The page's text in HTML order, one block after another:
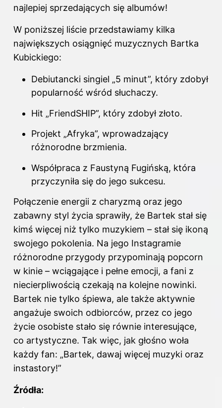
najlepiej sprzedających się albumów!
W poniższej liście przedstawiamy kilka
największych osiągnięć muzycznych Bartka
Kubickiego:
Debiutancki singiel „5 minut”, który zdobył
popularność wśród słuchaczy.
Hit „FriendSHIP”, który zdobył złoto.
Projekt „Afryka”, wprowadzający
różnorodne brzmienia.
Współpraca z Faustyną Fugińską, która
przyczyniła się do jego sukcesu.
Połączenie energii z charyzmą oraz jego
zabawny styl życia sprawiły, że Bartek stał się
kimś więcej niż tylko muzykiem – stał się ikoną
swojego pokolenia. Na jego Instagramie
różnorodne przygody przypominają popcorn
w kinie – wciągające i pełne emocji, a fani z
niecierpliwością czekają na kolejne nowinki.
Bartek nie tylko śpiewa, ale także aktywnie
angażuje swoich odbiorców, przez co jego
życie osobiste stało się równie interesujące,
co artystyczne. Tak więc, jak głośno woła
każdy fan: „Bartek, dawaj więcej muzyki oraz
instastory!”
Źródła: